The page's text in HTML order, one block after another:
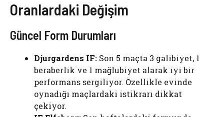
Oranlardaki Değişim
Güncel Form Durumları
Djurgardens IF: Son 5 maçta 3 galibiyet, 1
beraberlik ve 1 mağlubiyet alarak iyi bir
performans sergiliyor. Özellikle evinde
oynadığı maçlardaki istikrarı dikkat
çekiyor.